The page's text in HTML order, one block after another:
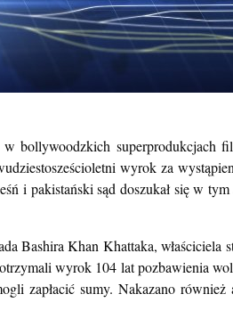
bollywoodzkich superprodukcjach
wyrok za
i pakistański sąd doszukał się w
Bashira Khan Khattaka,
wyrok 104 lat pozbawienia
zapłacić sumy. Nakazano